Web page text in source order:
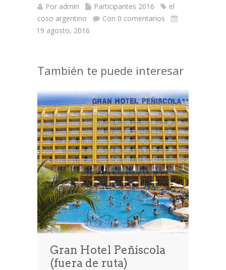
Por admin Participantes 2016
el
coso argentino
Con 0 comentarios
19 agosto, 2016
También te puede interesar
Gran Hotel Peñíscola
(fuera de ruta)